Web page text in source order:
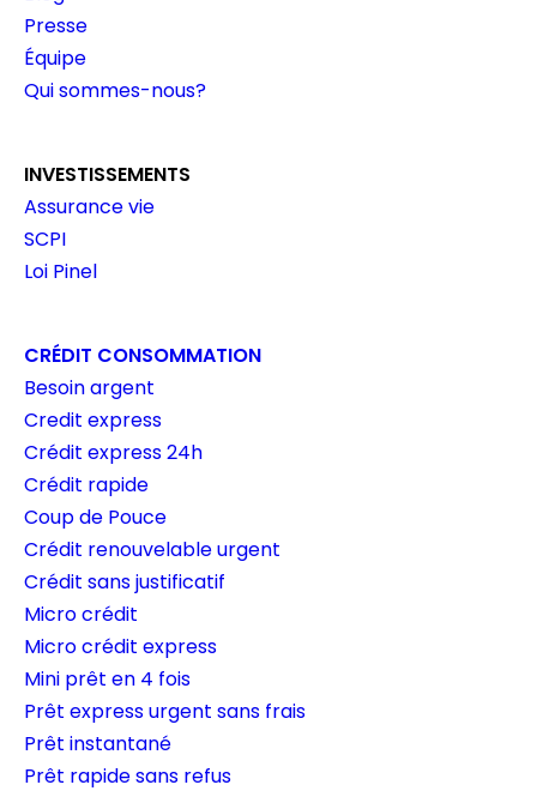
Presse
Équipe
Qui sommes-nous?
INVESTISSEMENTS
Assurance vie
SCPI
Loi Pinel
CRÉDIT CONSOMMATION
Besoin argent
Credit express
Crédit express 24h
Crédit rapide
Coup de Pouce
Crédit renouvelable urgent
Crédit sans justificatif
Micro crédit
Micro crédit express
Mini prêt en 4 fois
Prêt express urgent sans frais
Prêt instantané
Prêt rapide sans refus